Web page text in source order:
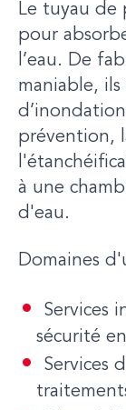
Le tuyau de
pour
l’eau. De
maniable,
prévention,
à une
d'eau.
Domaines
Services
sécurité
Services